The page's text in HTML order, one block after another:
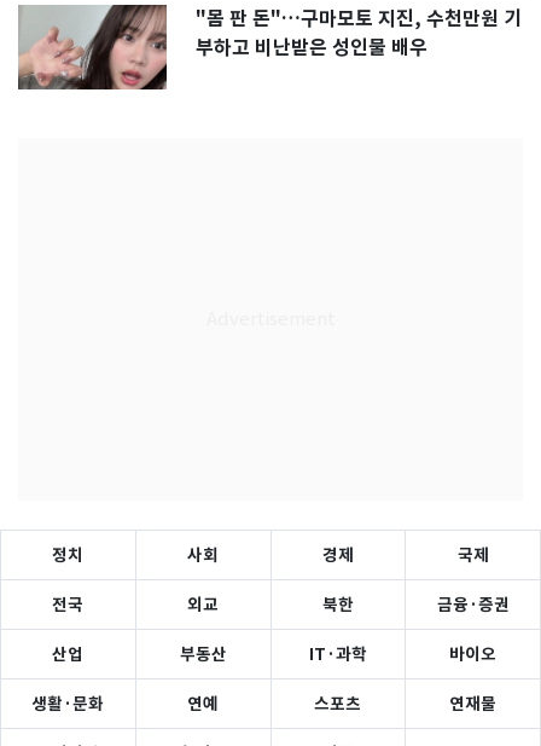
"몸 판 돈"…구마모토 지진, 수천만원 기
부하고 비난받은 성인물 배우
정치 사회 경제 국제
전국 외교 북한 금융·증권
산업 부동산 IT·과학 바이오
생활·문화 연예 스포츠 연재물